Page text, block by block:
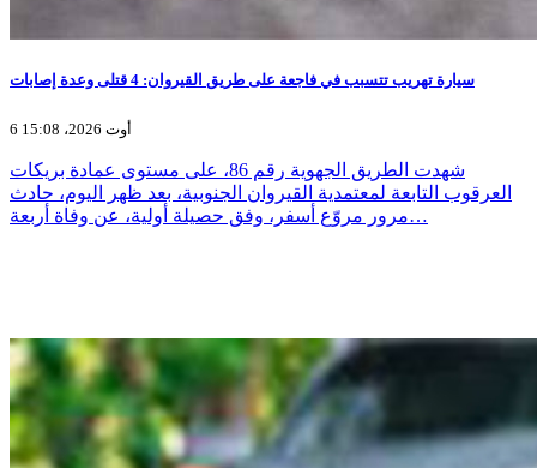
سيارة تهريب تتسبب في فاجعة على طريق القيروان: 4 قتلى وعدة إصابات
6 أوت 2026، 15:08
شهدت الطريق الجهوية رقم 86، على مستوى عمادة بريكات
العرقوب التابعة لمعتمدية القيروان الجنوبية، بعد ظهر اليوم، حادث
مرور مروّع أسفر، وفق حصيلة أولية، عن وفاة أربعة…